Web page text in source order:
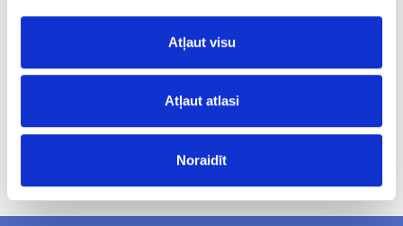
Atļaut visu
Atļaut atlasi
Noraidīt
677.75
Cenas norādītas bez PVN. Cenas var tikt mainītas bez iepriekšēja